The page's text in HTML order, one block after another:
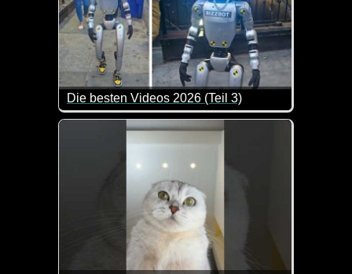
Die besten Videos 2026 (Teil 3)
Eine tolle Zusammenstellung von lustigen